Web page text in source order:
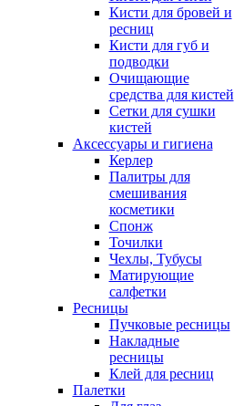
Кисти для бровей и
ресниц
Кисти для губ и
подводки
Очищающие
средства для кистей
Сетки для сушки
кистей
Аксессуары и гигиена
Керлер
Палитры для
смешивания
косметики
Спонж
Точилки
Чехлы, Тубусы
Матирующие
салфетки
Ресницы
Пучковые ресницы
Накладные
ресницы
Клей для ресниц
Палетки